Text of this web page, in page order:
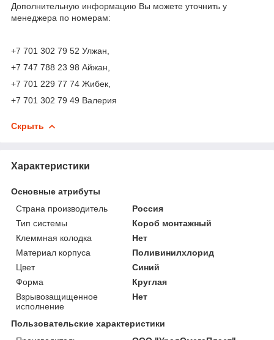
Дополнительную информацию Вы можете уточнить у
менеджера по номерам:
+7 701 302 79 52 Улжан,
+7 747 788 23 98 Айжан,
+7 701 229 77 74 Жибек,
+7 701 302 79 49 Валерия
Скрыть
Характеристики
Основные атрибуты
Страна производитель
Россия
Тип системы
Короб монтажный
Клеммная колодка
Нет
Материал корпуса
Поливинилхлорид
Цвет
Синий
Форма
Круглая
Взрывозащищенное
исполнение
Нет
Пользовательские характеристики